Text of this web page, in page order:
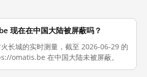
现在在中国大陆被屏蔽吗？
长城的实时测量，截至 2026-06-29 的
omatis.be 在中国大陆未被屏蔽。